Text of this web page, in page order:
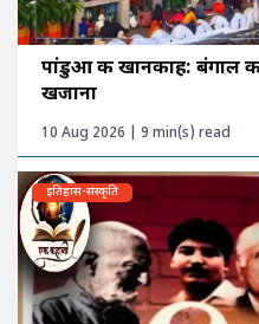
पांडुआ की खानकाह: बंगाल
खजाना
10 Aug 2026 | 9 min(s) read
इतिहास-संस्कृति